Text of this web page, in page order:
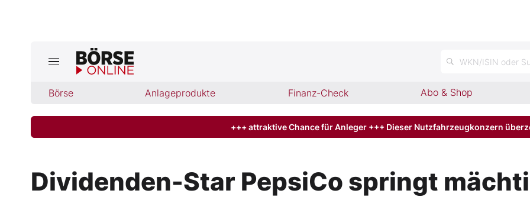
WKN/ISIN oder
Börse Anlageprodukte Finanz-Check Abo & Shop
Jetzt aktuelle Ausgabe BÖRSE ONLINE lesen
Finanz-Check
+++ attraktive Chance für Anleger +++ Dieser Nutzfahrzeugkonzern
Dividenden-Star PepsiCo springt